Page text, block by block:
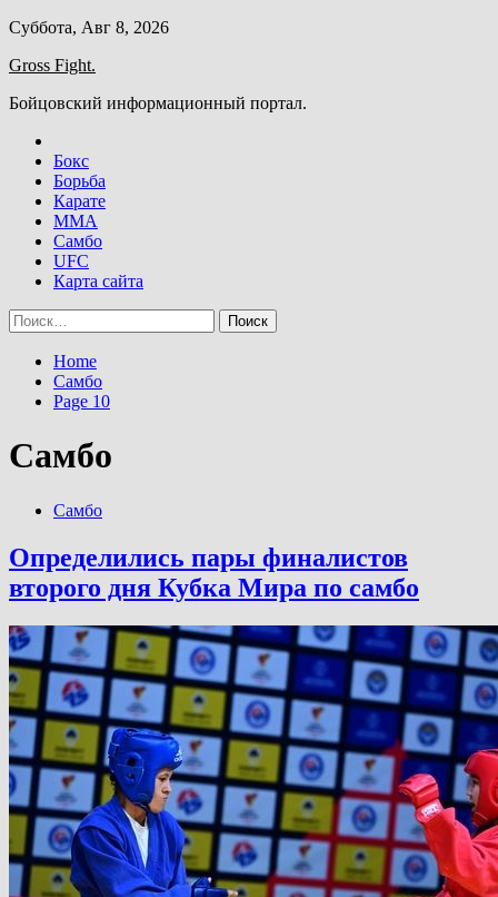
Skip
content
Суббота, Авг 8, 2026
Gross Fight.
Бойцовский информационный портал.
Бокс
Борьба
Карате
ММА
Самбо
UFC
Карта сайта
Найти:
Home
Самбо
Page 10
Самбо
Самбо
Определились пары финалистов
второго дня Кубка Мира по самбо